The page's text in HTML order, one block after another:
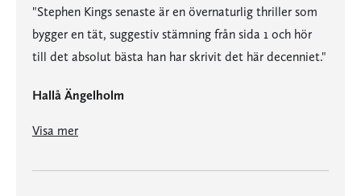
"Stephen Kings senaste är en övernaturlig thriller som
bygger en tät, suggestiv stämning från sida 1 och hör
till det absolut bästa han har skrivit det här decenniet."
Hallå Ängelholm
Visa mer